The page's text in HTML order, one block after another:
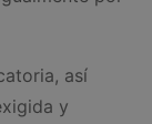
así
y